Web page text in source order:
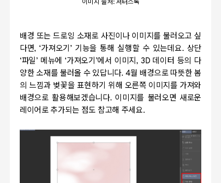
이미지 출처: 셔터스톡
배경 또는 드로잉 소재로 사진이나 이미지를 불러오고 싶
다면, ‘가져오기 ’ 기능을 통해 실행할 수 있는데요. 상단
‘파일’ 메뉴에 ‘가져오기 ’에서 이미지 , 3D 데이터 등의 다
양한 소재를 불러올 수 있답니다. 4월 배경으로 따뜻한 봄
의 느낌과 벚꽃을 표현하기 위해 오른쪽 이미지를 가져와
배경으로 활용해보겠습니다. 이미지를 불러오면 새로운
레이어로 추가되는 점도 참고해 주세요.